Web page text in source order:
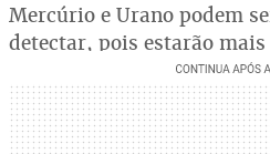
Mercúrio e Urano podem
detectar, pois estarão mais